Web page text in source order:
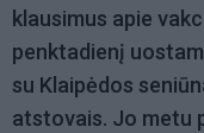
klausimus apie
penktadienį
su Klaipėdos
atstovais. Jo metu